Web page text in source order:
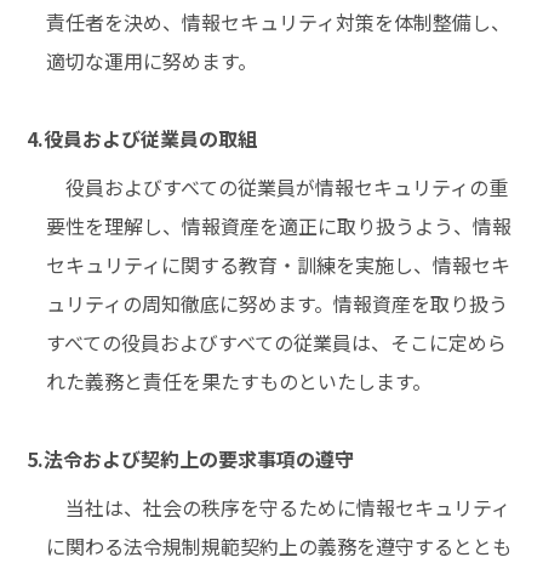
責任者を決め、情報セキュリティ対策を体制整備し、
適切な運用に努めます。
4.役員および従業員の取組
役員およびすべての従業員が情報セキュリティの重
要性を理解し、情報資産を適正に取り扱うよう、情報
セキュリティに関する教育・訓練を実施し、情報セキ
ュリティの周知徹底に努めます。情報資産を取り扱う
すべての役員およびすべての従業員は、そこに定めら
れた義務と責任を果たすものといたします。
5.法令および契約上の要求事項の遵守
当社は、社会の秩序を守るために情報セキュリティ
に関わる法令規制規範契約上の義務を遵守するととも